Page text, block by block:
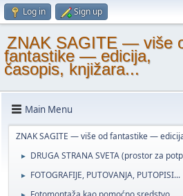
Log in Sign up
ZNAK SAGITE — više
fantastike — edicija,
časopis, knjižara...
Main Menu
ZNAK SAGITE — više od fantastike —
► DRUGA STRANA SVETA (prostor za
► FOTOGRAFIJE, PUTOVANJA, PUTOPISI...